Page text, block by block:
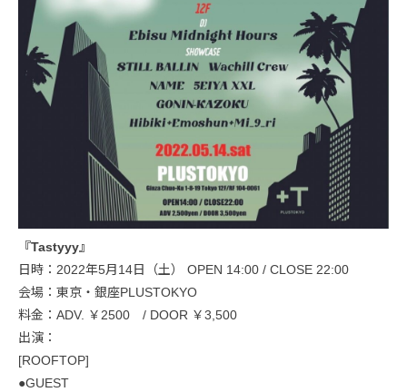
『Tastyyy』
日時：2022年5月14日（土） OPEN 14:00 / CLOSE 22:00
会場：東京・銀座PLUSTOKYO
料金：ADV. ￥2500 / DOOR ￥3,500
出演：
[ROOFTOP]
●GUEST